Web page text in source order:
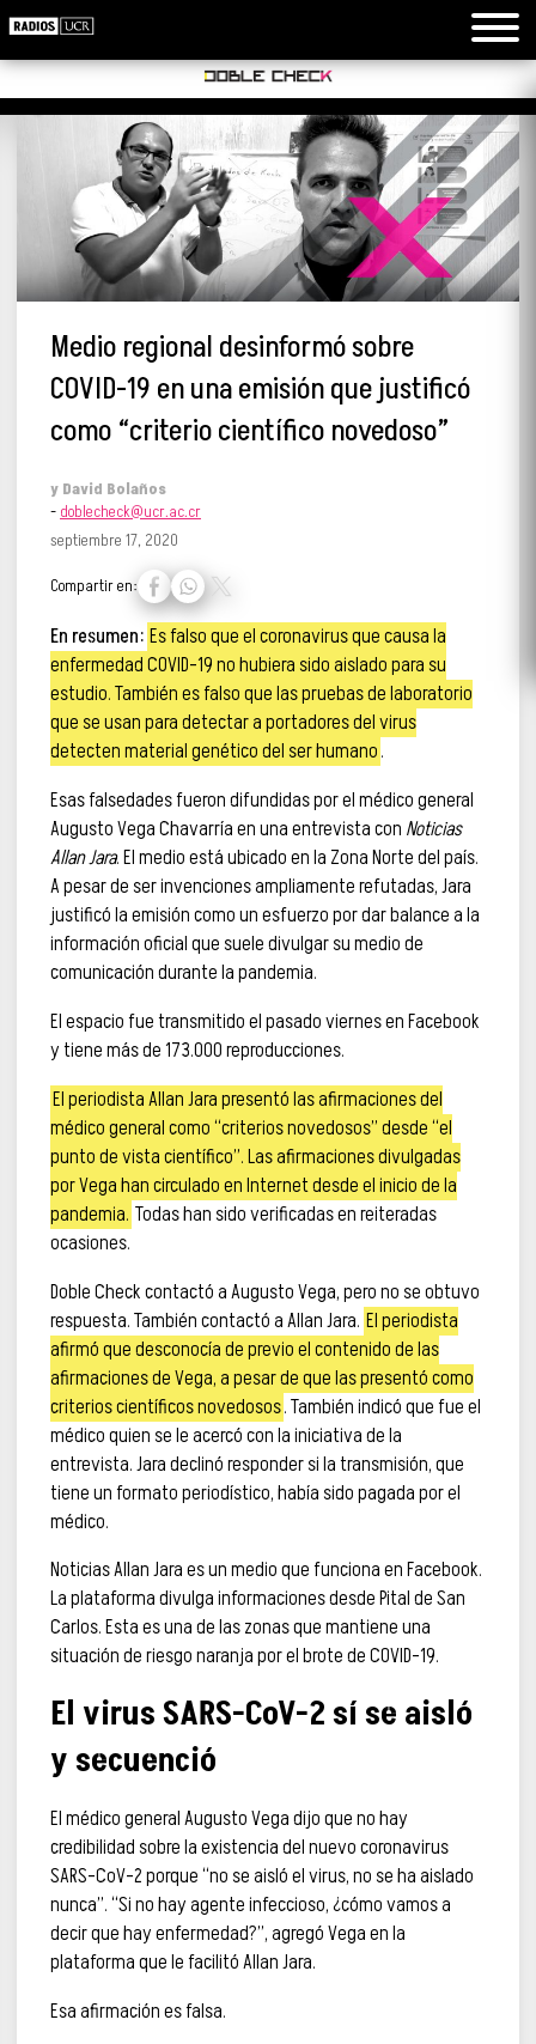
Medio regional desinformó sobre
COVID-19 en una emisión que justificó
como “criterio científico novedoso”
y David Bolaños
- doblecheck@ucr.ac.cr
septiembre 17, 2020
Compartir en:
En resumen: Es falso que el coronavirus que causa la
enfermedad COVID-19 no hubiera sido aislado para su
estudio. También es falso que las pruebas de laboratorio
que se usan para detectar a portadores del virus
detecten material genético del ser humano.
Esas falsedades fueron difundidas por el médico general
Augusto Vega Chavarría en una entrevista con Noticias
Allan Jara. El medio está ubicado en la Zona Norte del país.
A pesar de ser invenciones ampliamente refutadas, Jara
justificó la emisión como un esfuerzo por dar balance a la
información oficial que suele divulgar su medio de
comunicación durante la pandemia.
El espacio fue transmitido el pasado viernes en Facebook
y tiene más de 173.000 reproducciones.
El periodista Allan Jara presentó las afirmaciones del
médico general como “criterios novedosos” desde “el
punto de vista científico”. Las afirmaciones divulgadas
por Vega han circulado en Internet desde el inicio de la
pandemia. Todas han sido verificadas en reiteradas
ocasiones.
Doble Check contactó a Augusto Vega, pero no se obtuvo
respuesta. También contactó a Allan Jara. El periodista
afirmó que desconocía de previo el contenido de las
afirmaciones de Vega, a pesar de que las presentó como
criterios científicos novedosos. También indicó que fue el
médico quien se le acercó con la iniciativa de la
entrevista. Jara declinó responder si la transmisión, que
tiene un formato periodístico, había sido pagada por el
médico.
Noticias Allan Jara es un medio que funciona en Facebook.
La plataforma divulga informaciones desde Pital de San
Carlos. Esta es una de las zonas que mantiene una
situación de riesgo naranja por el brote de COVID-19.
El virus SARS-CoV-2 sí se aisló
y secuenció
El médico general Augusto Vega dijo que no hay
credibilidad sobre la existencia del nuevo coronavirus
SARS-CoV-2 porque “no se aisló el virus, no se ha aislado
nunca”. “Si no hay agente infeccioso, ¿cómo vamos a
decir que hay enfermedad?”, agregó Vega en la
plataforma que le facilitó Allan Jara.
Esa afirmación es falsa.